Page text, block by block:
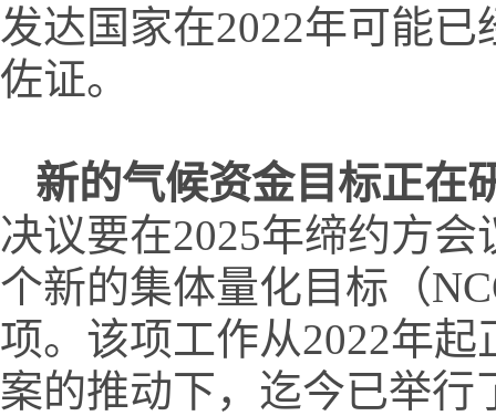
发达国家在2022年可能
佐证。
新的气候资金目标正在
决议要在2025年缔约方
个新的集体量化目标（
项。该项工作从2022年起
案的推动下，迄今已举行